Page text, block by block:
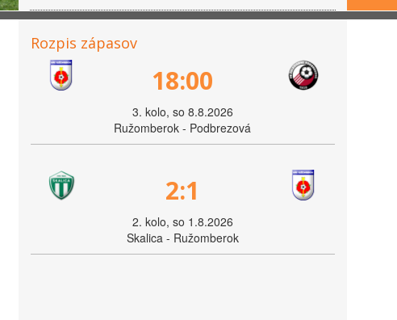
Rozpis zápasov
18:00
3. kolo, so 8.8.2026
Ružomberok - Podbrezová
2:1
2. kolo, so 1.8.2026
Skalica - Ružomberok